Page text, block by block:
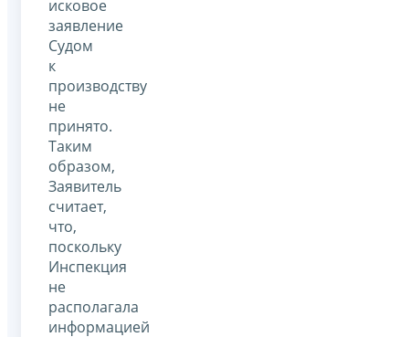
исковое
заявление
Судом
к
производству
не
принято.
Таким
образом,
Заявитель
считает,
что,
поскольку
Инспекция
не
располагала
информацией